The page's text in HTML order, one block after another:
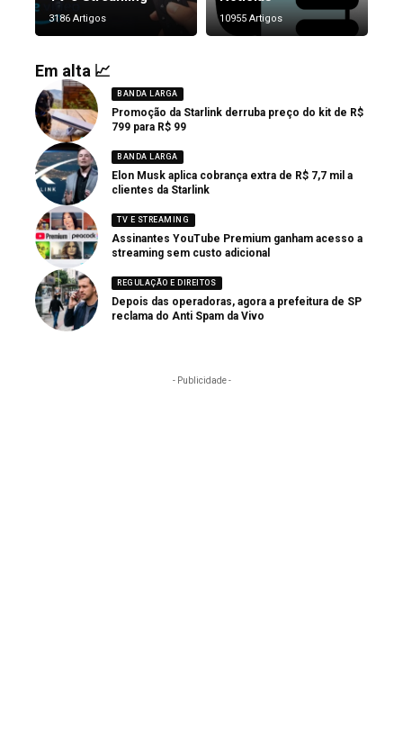
3186 Artigos 10955 Artigos
Em alta 📈
BANDA LARGA
Promoção da Starlink derruba preço do kit de R$
799 para R$ 99
BANDA LARGA
Elon Musk aplica cobrança extra de R$ 7,7 mil a
clientes da Starlink
TV E STREAMING
Assinantes YouTube Premium ganham acesso a
streaming sem custo adicional
REGULAÇÃO E DIREITOS
Depois das operadoras, agora a prefeitura de SP
reclama do Anti Spam da Vivo
- Publicidade -